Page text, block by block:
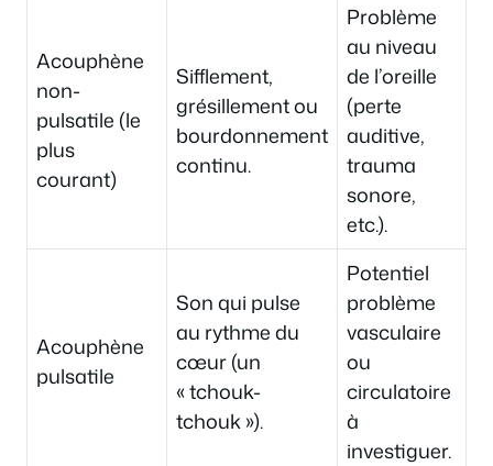
Acouphène
non-
pulsatile (le
plus
courant)
Sifflement,
grésillement ou
bourdonnement
continu.
Problème
au niveau
de l’oreille
(perte
auditive,
trauma
sonore,
etc.).
Acouphène
pulsatile
Son qui pulse
au rythme du
cœur (un
« tchouk-
tchouk »).
Potentiel
problème
vasculaire
ou
circulatoire
à
investiguer.